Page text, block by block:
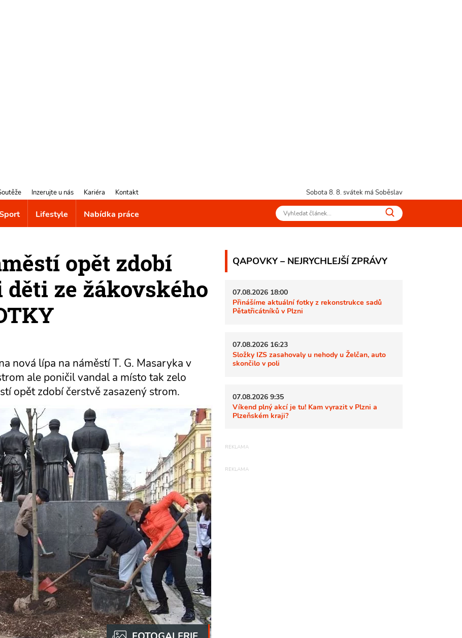
Inzerujte u nás Kariéra Kontakt Sobota 8. 8. svátek má Soběslav
Lifestyle Nabídka práce
opět zdobí
ze žákovského
nová lípa na náměstí T. G. Masaryka v
ale poničil vandal a místo tak zelo
opět zdobí čerstvě zasazený strom.
QAPOVKY – NEJRYCHLEJŠÍ ZPRÁVY
07.08.2026 18:00
Přinášíme aktuální fotky z rekonstrukce sadů
Pětatřicátníků v Plzni
07.08.2026 16:23
Složky IZS zasahovaly u nehody u Želčan, auto
skončilo v poli
07.08.2026 9:35
Víkend plný akcí je tu! Kam vyrazit v Plzni a
Plzeňském kraji?